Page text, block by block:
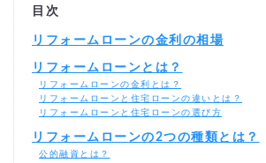
目次
リフォームローンの金利の相場
リフォームローンとは？
リフォームローンの金利とは？
リフォームローンと住宅ローンの違いとは？
リフォームローンと住宅ローンの選び方
リフォームローンの2つの種類とは？
公的融資とは？